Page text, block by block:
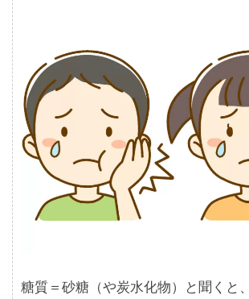
糖質＝砂糖（や炭水化物）と聞くと